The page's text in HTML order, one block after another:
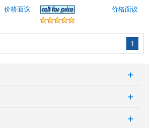
价格面议 价格面议
1